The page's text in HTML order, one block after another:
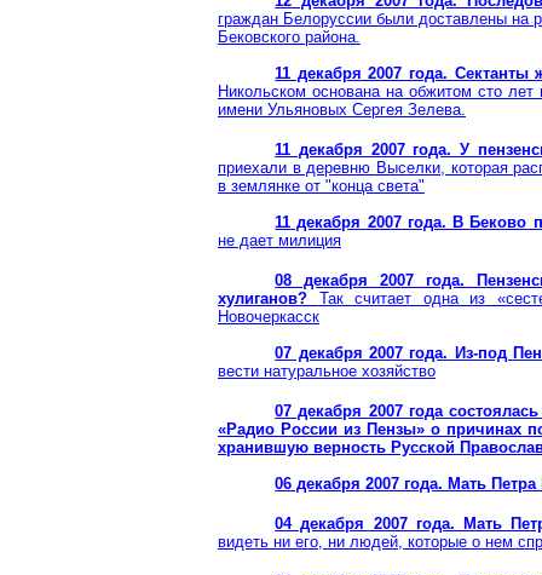
граждан Белоруссии были доставлены на
Бековского района.
11 декабря 2007 года.
Никольском основана на обжитом сто
имени Ульяновых Сергея Зелева.
11 декабря 2007 года. У
приехали в деревню Выселки, которая
в землянке от "конца света"
11 декабря 2007 года. В Беково
не дает милиция
08 декабря 2007 года.
хулиганов? Так считает одна из
Новочеркасск
07 декабря 2007 года. Из-под
вести натуральное хозяйство
07 декабря 2007 года
«Радио России из Пензы» о причинах
хранившую верность Русской
06 декабря 2007 года. Мать
04 декабря 2007 года. Мать
видеть ни его, ни людей, которые о нем